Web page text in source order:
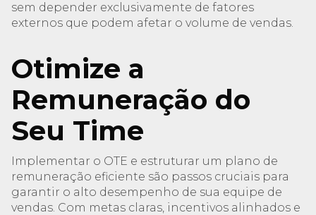
sem depender exclusivamente de fatores
externos que podem afetar o volume de vendas.
Otimize a
Remuneração do
Seu Time
Implementar o OTE e estruturar um plano de
remuneração eficiente são passos cruciais para
garantir o alto desempenho de sua equipe de
vendas. Com metas claras, incentivos alinhados e